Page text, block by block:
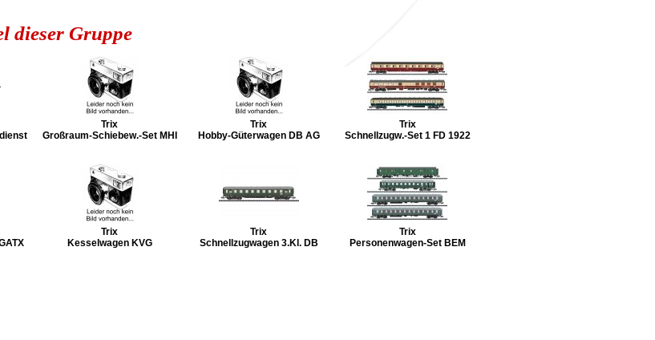
dieser Gruppe
Trix
Großraum-Schiebew.-Set MHI
Trix
Hobby-Güterwagen DB AG
Trix
Schnellzugw.-Set 1 FD 1922
Trix
Kesselwagen KVG
Trix
Schnellzugwagen 3.Kl. DB
Trix
Personenwagen-Set BEM